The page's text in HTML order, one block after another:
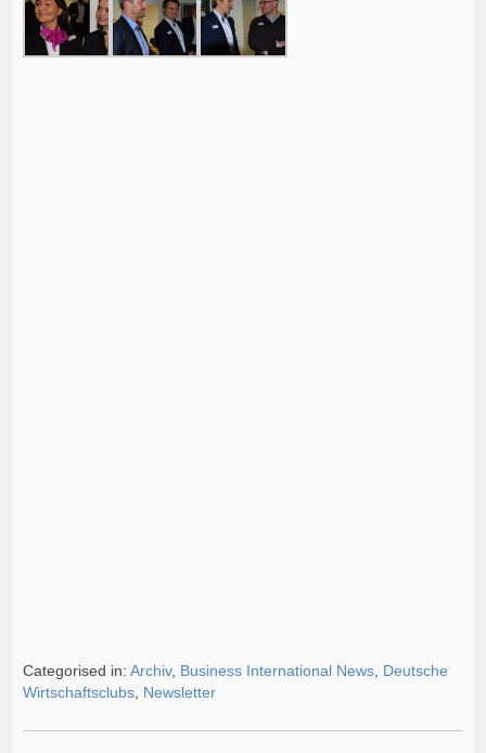
Categorised in:Archiv, Business International News, Deutsche
Wirtschaftsclubs, Newsletter